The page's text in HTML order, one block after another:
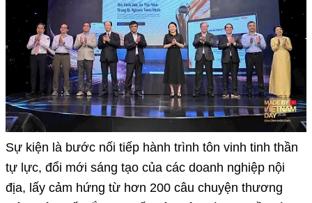
Sự kiện là bước nối tiếp hành trình tôn vinh tinh thần
tự lực, đổi mới sáng tạo của các doanh nghiệp nội
địa, lấy cảm hứng từ hơn 200 câu chuyện thương